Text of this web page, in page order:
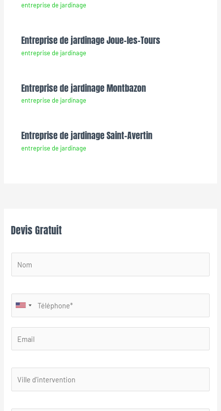
entreprise de jardinage
Entreprise de jardinage Joue-les-Tours
entreprise de jardinage
Entreprise de jardinage Montbazon
entreprise de jardinage
Entreprise de jardinage Saint-Avertin
entreprise de jardinage
Devis Gratuit